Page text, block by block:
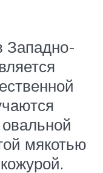
Западно-
мякотью